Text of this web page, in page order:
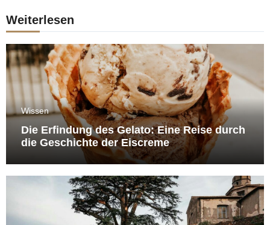
Weiterlesen
Wissen
Die Erfindung des Gelato: Eine Reise durch
die Geschichte der Eiscreme